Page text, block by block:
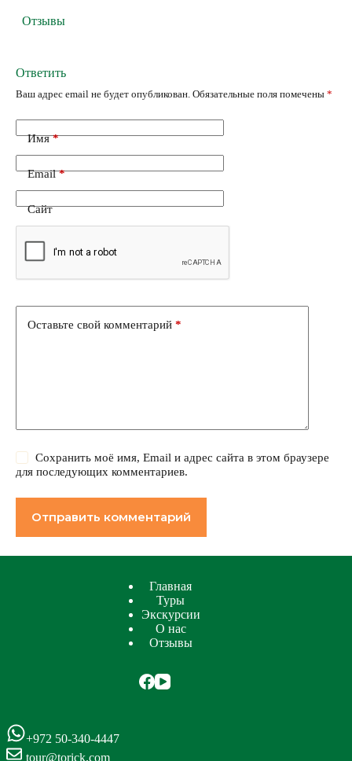
Отзывы
Ответить
Ваш адрес email не будет опубликован. Обязательные поля помечены *
Имя*
Email*
Сайт
Оставьте свой комментарий *
Сохранить моё имя, Email и адрес сайта в этом браузере
для последующих комментариев.
Отправить комментарий
Главная
Туры
Экскурсии
О нас
Отзывы
+972 50-340-4447
tour@torick.com